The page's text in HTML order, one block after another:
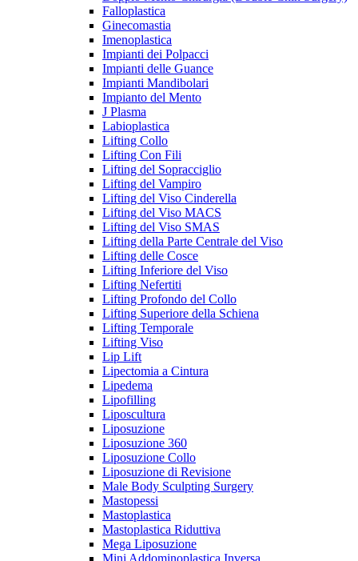
Falloplastica
Ginecomastia
Imenoplastica
Impianti dei Polpacci
Impianti delle Guance
Impianti Mandibolari
Impianto del Mento
J Plasma
Labioplastica
Lifting Collo
Lifting Con Fili
Lifting del Sopracciglio
Lifting del Vampiro
Lifting del Viso Cinderella
Lifting del Viso MACS
Lifting del Viso SMAS
Lifting della Parte Centrale del Viso
Lifting delle Cosce
Lifting Inferiore del Viso
Lifting Nefertiti
Lifting Profondo del Collo
Lifting Superiore della Schiena
Lifting Temporale
Lifting Viso
Lip Lift
Lipectomia a Cintura
Lipedema
Lipofilling
Liposcultura
Liposuzione
Liposuzione 360
Liposuzione Collo
Liposuzione di Revisione
Male Body Sculpting Surgery
Mastopessi
Mastoplastica
Mastoplastica Riduttiva
Mega Liposuzione
Mini Addominoplastica Inversa